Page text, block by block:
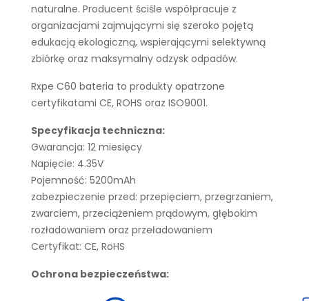
naturalne. Producent ściśle współpracuje z
organizacjami zajmującymi się szeroko pojętą
edukacją ekologiczną, wspierającymi selektywną
zbiórkę oraz maksymalny odzysk odpadów.
Rxpe C60 bateria to produkty opatrzone
certyfikatami CE, ROHS oraz ISO9001.
Specyfikacja techniczna:
Gwarancja: 12 miesięcy
Napięcie: 4.35V
Pojemność: 5200mAh
zabezpieczenie przed: przepięciem, przegrzaniem,
zwarciem, przeciążeniem prądowym, głębokim
rozładowaniem oraz przeładowaniem
Certyfikat: CE, RoHS
Ochrona bezpieczeństwa: